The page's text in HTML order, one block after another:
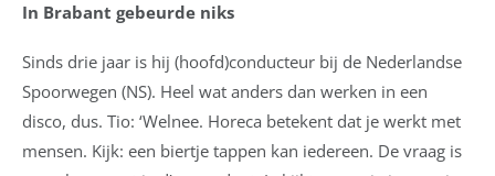
In Brabant gebeurde niks
Sinds drie jaar is hij (hoofd)conducteur bij de Nederlandse
Spoorwegen (NS). Heel wat anders dan werken in een
disco, dus. Tio: ‘Welnee. Horeca betekent dat je werkt met
mensen. Kijk: een biertje tappen kan iedereen. De vraag is